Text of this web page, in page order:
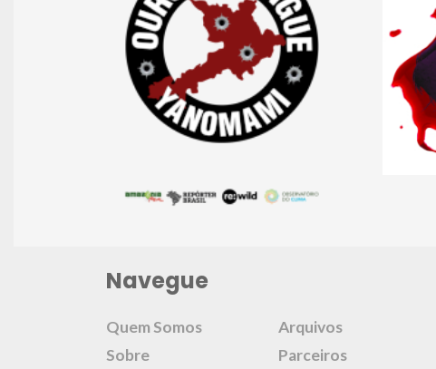
Navegue
Quem Somos
Sobre
Arquivos
Parceiros